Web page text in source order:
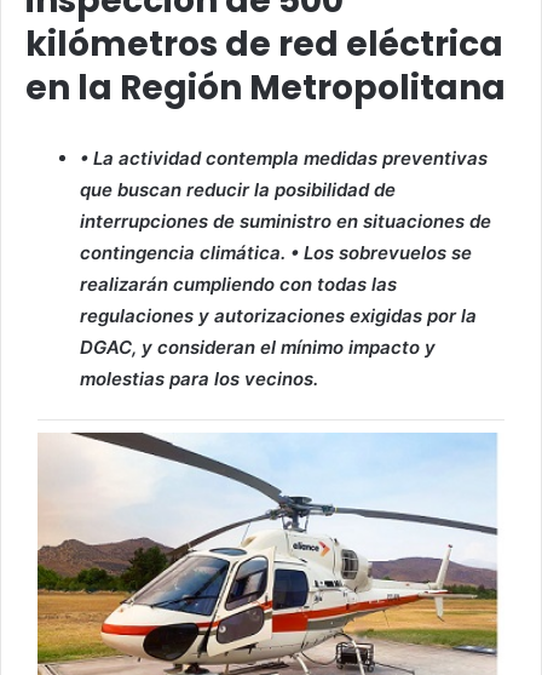
kilómetros de red eléctrica
en la Región Metropolitana
• La actividad contempla medidas preventivas
que buscan reducir la posibilidad de
interrupciones de suministro en situaciones de
contingencia climática. • Los sobrevuelos se
realizarán cumpliendo con todas las
regulaciones y autorizaciones exigidas por la
DGAC, y consideran el mínimo impacto y
molestias para los vecinos.